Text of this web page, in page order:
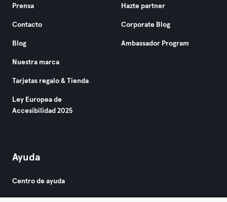
Prensa
Contacto
Blog
Nuestra marca
Tarjetas regalo & Tienda
Ley Europea de
Accesibilidad 2025
Hazte partner
Corporate Blog
Ambassador Program
Ayuda
Centro de ayuda